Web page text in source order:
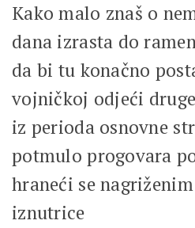
Kako malo znaš o
dana izrasta do
da bi tu konačno
vojničkoj odjeći
iz perioda osnovne
potmulo progovara
hraneći se
iznutrice